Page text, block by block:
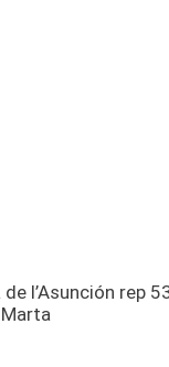
l’Asunción rep